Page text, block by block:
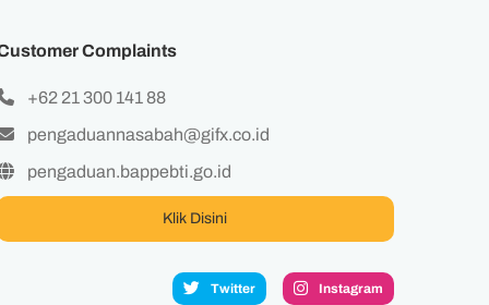
Complaints
+62 21 300 141 88
pengaduannasabah@gifx.co.id
pengaduan.bappebti.go.id
Klik Disini
Twitter Instagram